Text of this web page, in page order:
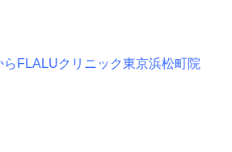
FLALUクリニック東京浜松町院